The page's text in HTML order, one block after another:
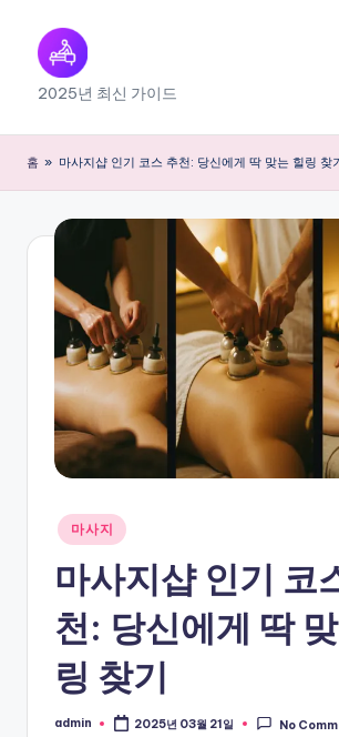
content
출
장
마
지
내
근
처
찾
기
2025년 최신 가이드
홈 » 마사지샵 인기 코스 추천: 당신에게 딱 맞는 힐링 찾
Posted
in
마사지
마사지샵 인기 코
천: 당신에게 딱
링 찾기
Posted
admin 2025년 03월 21일 No